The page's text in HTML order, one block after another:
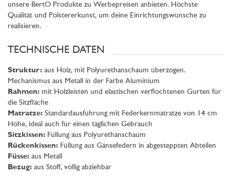
unsere BertO Produkte zu Werbepreisen anbieten. Höchste
Qualität und Polstererkunst, um deine Einrichtungswünsche zu
realisieren.
TECHNISCHE DATEN
Struktur: aus Holz, mit Polyurethanschaum überzogen.
Mechanismus aus Metall in der Farbe Aluminium
Rahmen: mit Holzleisten und elastischen verflochtenen Gurten für
die Sitzfläche
Matratze: Standardausführung mit Federkernmatratze von 14 cm
Höhe, ideal auch für einen täglichen Gebrauch
Sitzkissen: Füllung aus Polyurethanschaum
Rückenkissen: Füllung aus Gänsefedern in abgesteppten Abteilen
Füsse: aus Metall
Bezug: aus Stoff, völlig abziehbar